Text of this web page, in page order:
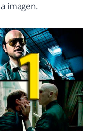
imagen.